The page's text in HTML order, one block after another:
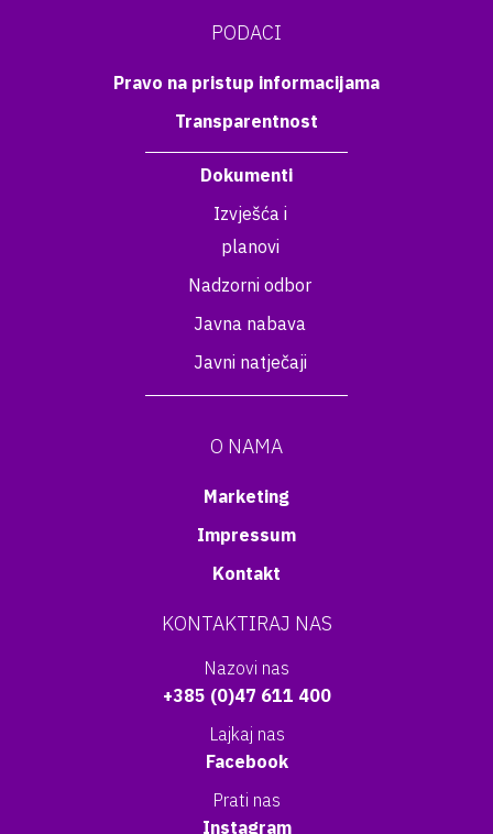
PODACI
Pravo na pristup informacijama
Transparentnost
Dokumenti
Izvješća i
planovi
Nadzorni odbor
Javna nabava
Javni natječaji
O NAMA
Marketing
Impressum
Kontakt
KONTAKTIRAJ NAS
Nazovi nas
+385 (0)47 611 400
Lajkaj nas
Facebook
Prati nas
Instagram